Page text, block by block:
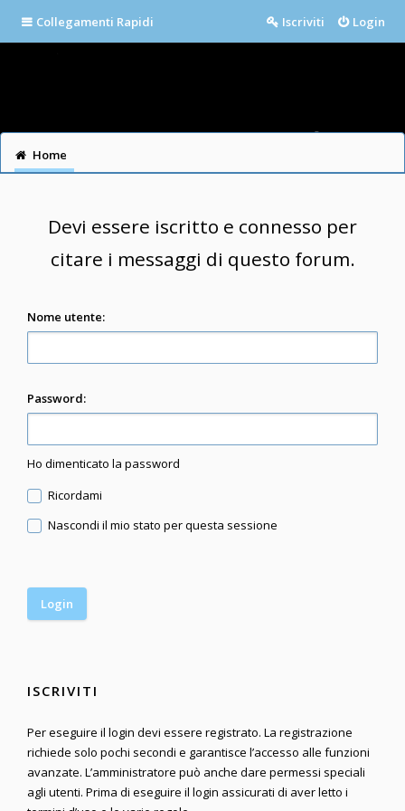
Collegamenti Rapidi Login
Iscriviti
Home
Devi essere iscritto e connesso per
citare i messaggi di questo forum.
Nome utente:
Password:
Ho dimenticato la password
Ricordami
Nascondi il mio stato per questa sessione
ISCRIVITI
Per eseguire il login devi essere registrato. La registrazione
richiede solo pochi secondi e garantisce l’accesso alle funzioni
avanzate. L’amministratore può anche dare permessi speciali
agli utenti. Prima di eseguire il login assicurati di aver letto i